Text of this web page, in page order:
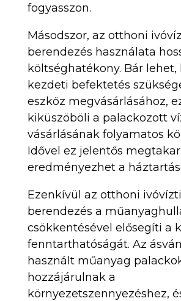
fogyasszon.
Másodszor, az otthoni
berendezés használata
költséghatékony. Bár lehet,
kezdeti befektetés
eszköz megvásárlásához,
kiküszöböli a palackozott
vásárlásának folyamatos
Idővel ez jelentős
eredményezhet a
Ezenkívül az otthoni
berendezés a
csökkentésével elősegíti a
fenntarthatóságát. Az
használt műanyag
hozzájárulnak a
környezetszennyezéshez,